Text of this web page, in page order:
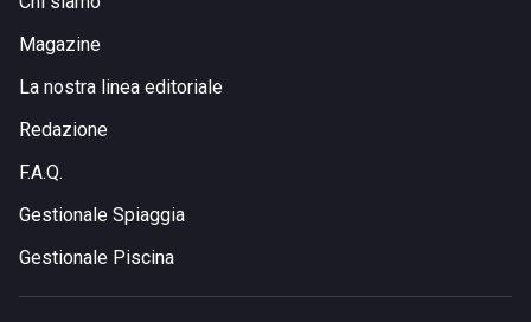
Magazine
La nostra linea editoriale
Redazione
F.A.Q.
Gestionale Spiaggia
Gestionale Piscina